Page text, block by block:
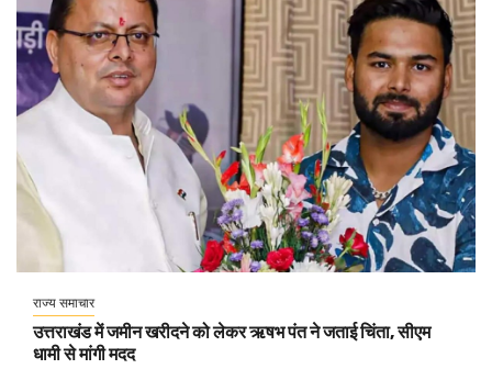
राज्य समाचार
उत्तराखंड में जमीन खरीदने को लेकर ऋषभ पंत ने जताई चिंता, सीएम
धामी से मांगी मदद